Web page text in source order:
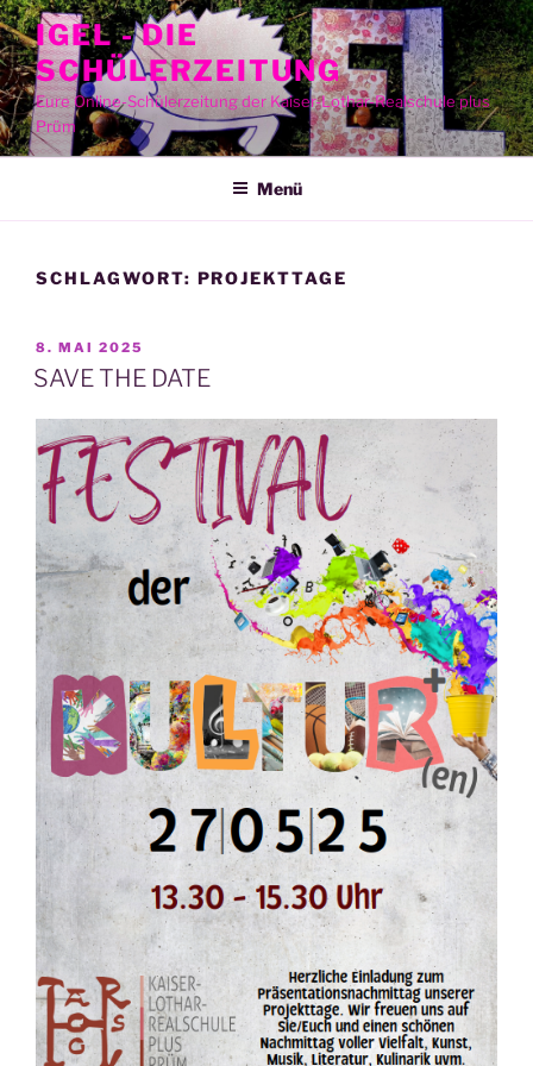
Zum
Inhalt
springen
IGEL - DIE
SCHÜLERZEITUNG
Eure Online-Schülerzeitung der Kaiser-Lothar-Realschule plus
Prüm
Menü
SCHLAGWORT: PROJEKTTAGE
VERÖFFENTLICHT
AM
8. MAI 2025
SAVE THE DATE